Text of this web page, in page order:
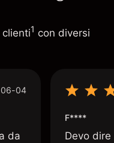
1 con diversi
04
da
F****
Devo